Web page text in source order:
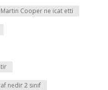
Martin Cooper ne icat etti
nedir 2 sınıf